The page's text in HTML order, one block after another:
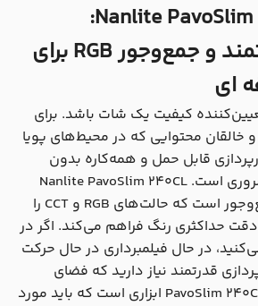
معرفی Nanlite PavoSlim 240CL:
نورپردازی قدرتمند و جمع‌وجور RGB برای
ای
کیفیت یک شات باشد. برای
و خالقان محتوایی که در محیط‌های پویا
قابل حمل و همه‌کاره بدون
مصالحه در کیفیت، ضروری است. Nanlite PavoSlim 240CL
یک نور پنلی LED جمع‌وجور است که حالت‌های RGB و CCT را
حداکثری رنگ فراهم می‌کند. اگر در
در حال فیلمبرداری در حال حرکت
قدرتمند نیاز دارید که فضای
زیادی اشغال نکند، PavoSlim 240CL ابزاری است که باید مورد